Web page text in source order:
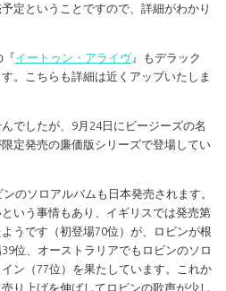
定ということですので、詳細がわかり
『イートゥン・アライヴ』もデラック
。こちらも詳細は近くアップいたしま
でしたが、9月24日にビージーズの名
限定発売の廉価版シリーズで登場してい
のソロアルバムも日本発売されます。
いう事情もあり、イギリスでは発売第
うです（初登場70位）が、ロビンが根
位、オーストラリアでもロビンのソロ
ン（77位）を果たしています。これか
り上げを伸ばしてロビンの歌声が少し